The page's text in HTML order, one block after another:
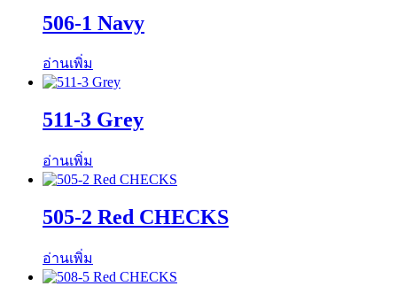
506-1 Navy
อ่านเพิ่ม
511-3 Grey
อ่านเพิ่ม
505-2 Red CHECKS
อ่านเพิ่ม